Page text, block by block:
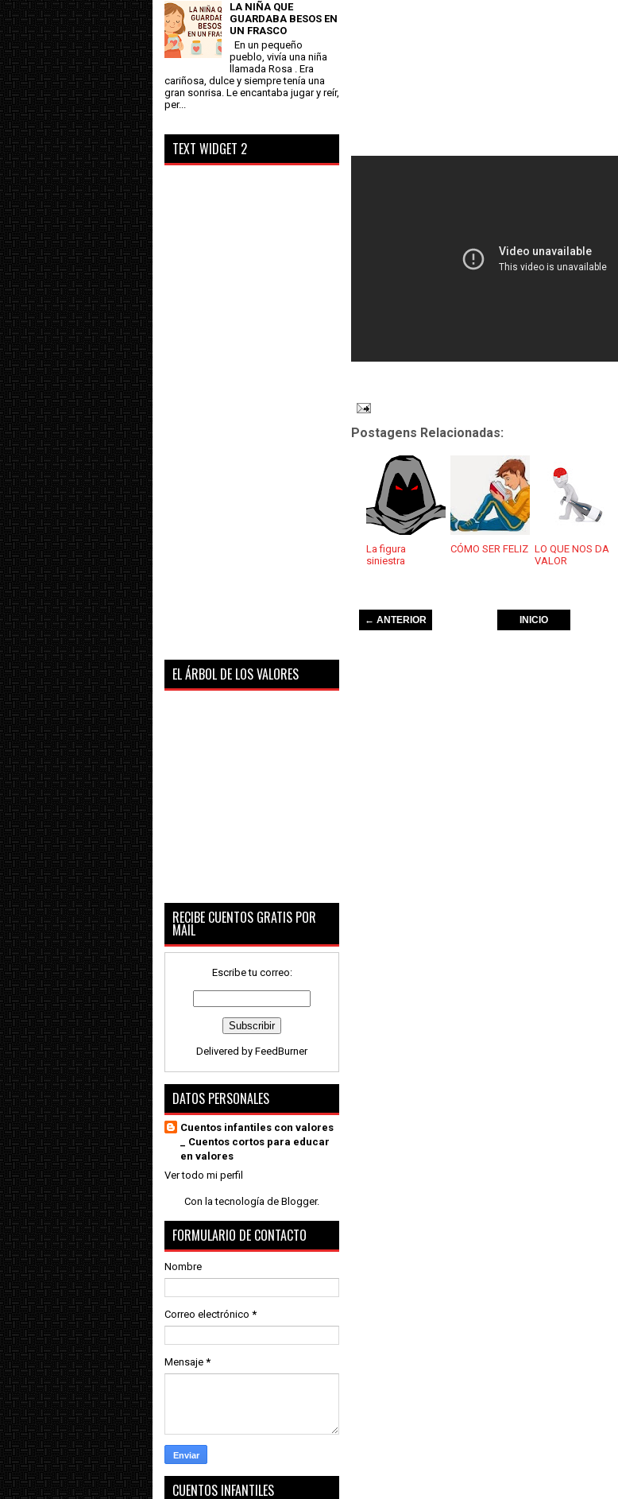
Postagens Relacionadas:
La figura
siniestra
CÓMO SER FELIZ LO QUE NOS DA
VALOR
← ANTERIOR INICIO
LA NIÑA QUE
GUARDABA BESOS EN
UN FRASCO
En un pequeño
pueblo, vivía una niña
llamada Rosa . Era
cariñosa, dulce y siempre tenía una
gran sonrisa. Le encantaba jugar y reír,
per...
TEXT WIDGET 2
EL ÁRBOL DE LOS VALORES
RECIBE CUENTOS GRATIS POR
MAIL
Escribe tu correo:
Delivered by FeedBurner
DATOS PERSONALES
Cuentos infantiles con valores
_ Cuentos cortos para educar
en valores
Ver todo mi perfil
Con la tecnología de Blogger.
FORMULARIO DE CONTACTO
Nombre
Correo electrónico *
Mensaje *
CUENTOS INFANTILES